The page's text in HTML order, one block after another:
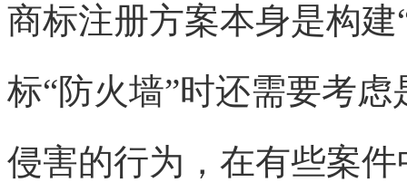
商标注册方案本身是构
标“防火墙”时还需要考
侵害的行为，在有些案